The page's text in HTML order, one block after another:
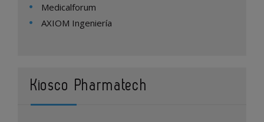
Medicalforum
AXIOM Ingeniería
Kiosco Pharmatech